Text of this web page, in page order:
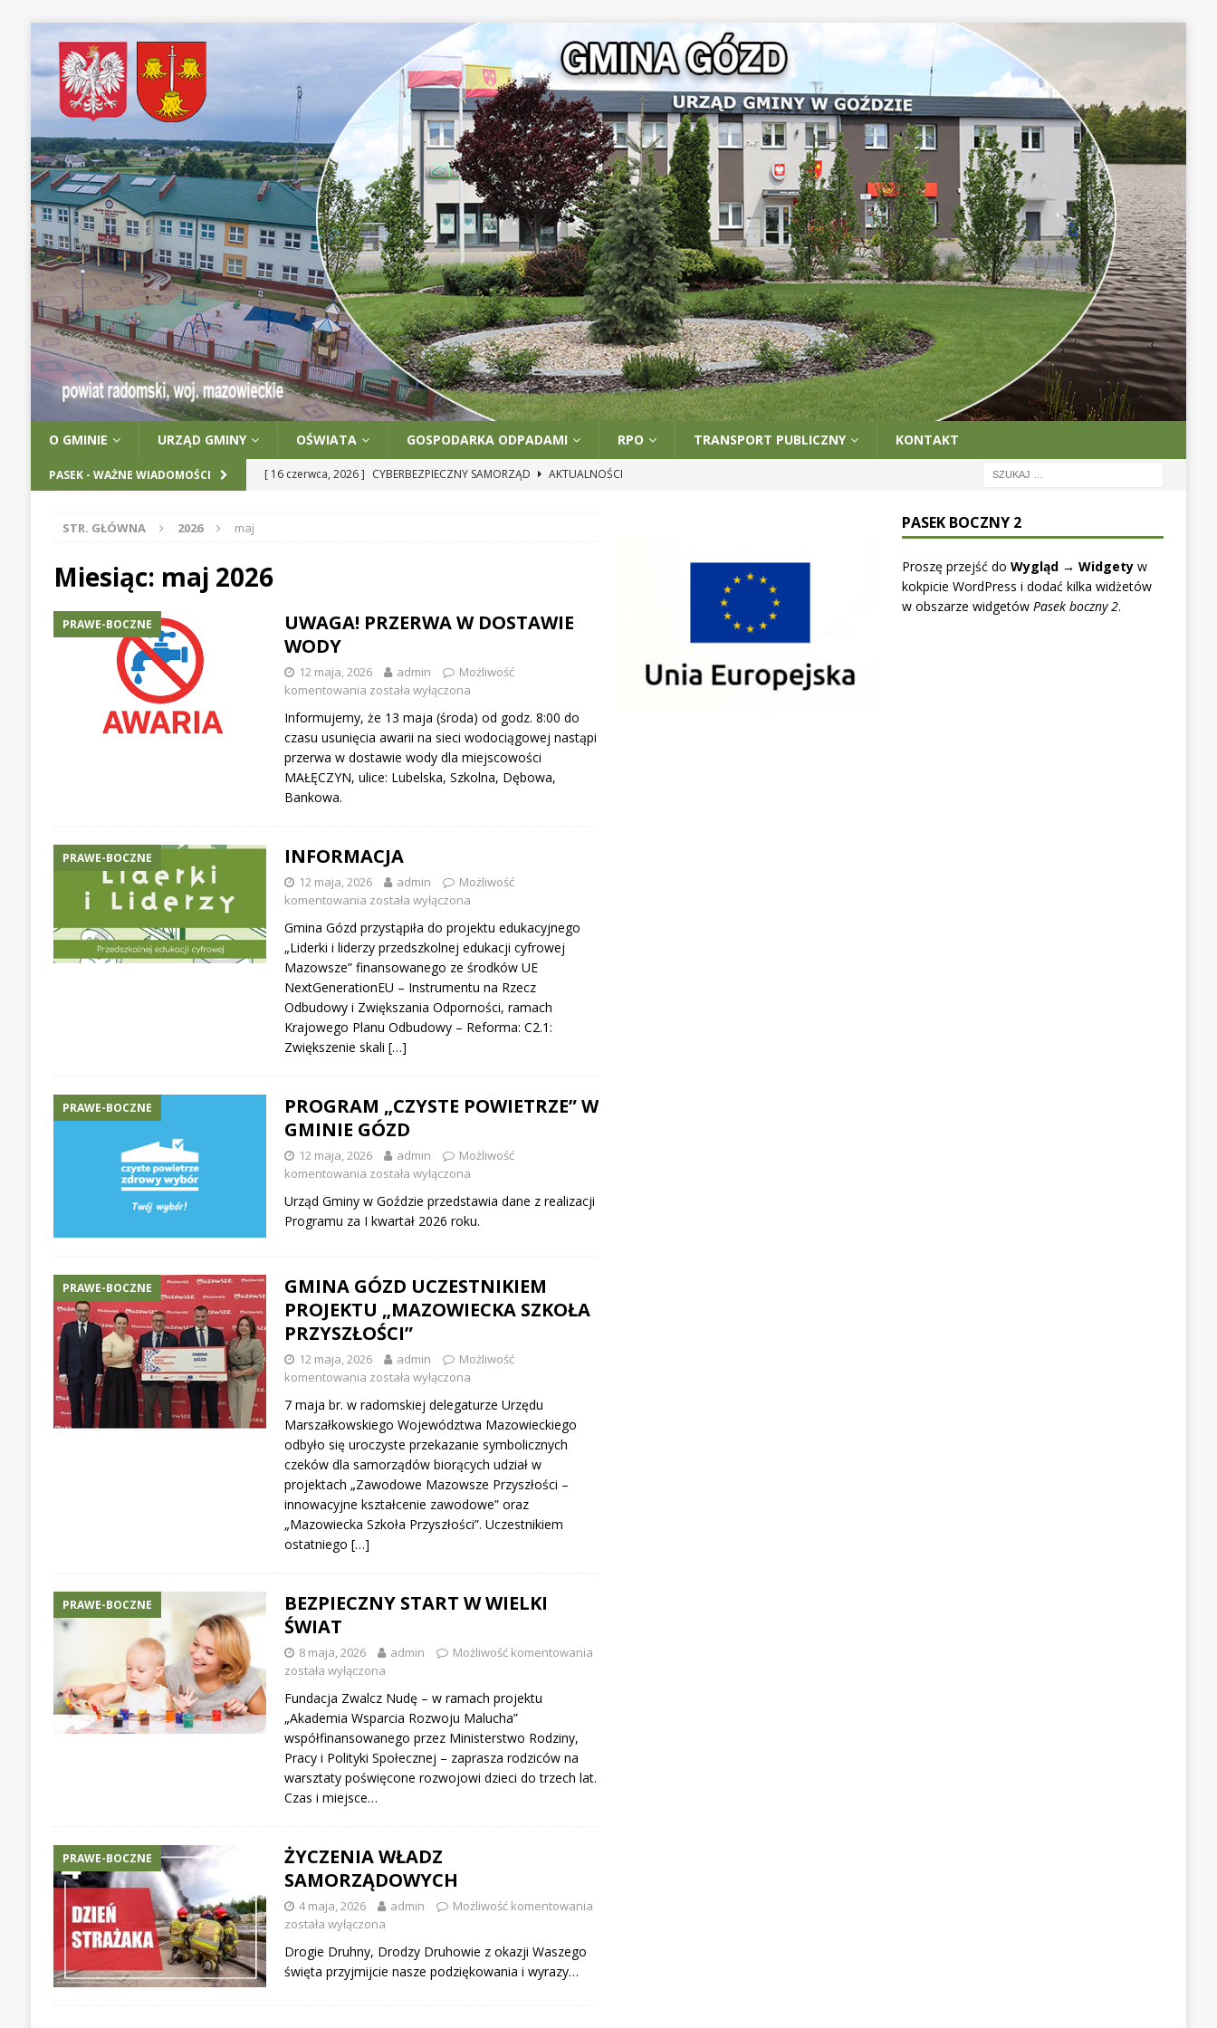
O GMINIE URZĄD GMINY OŚWIATA GOSPODARKA ODPADAMI RPO TRANSPORT PUBLICZNY KONTAKT
PASEK - WAŻNE WIADOMOŚCI [ 16 czerwca, 2026 ] CYBERBEZPIECZNY SAMORZĄD
AKTUALNOŚCI
[ 12 maja, 2026 ]
PRAWE-BOCZNE
GMINA GÓZD UCZESTNIKIEM PROJEKTU „LIDERKI I LIDERZY PRZEDSZKOLNEJ
EDUKACJI CYFROWEJ MAZOWSZE”
UNCATEGORIZED
STR. GŁÓWNA 2026 maj
Miesiąc: maj 2026
PRAWE-BOCZNE
UWAGA! PRZERWA W DOSTAWIE
WODY
12 maja, 2026 admin
Możliwość
komentowania została wyłączona
Informujemy, że 13 maja (środa) od godz. 8:00 do
czasu usunięcia awarii na sieci wodociągowej nastąpi
przerwa w dostawie wody dla miejscowości
MAŁĘCZYN, ulice: Lubelska, Szkolna, Dębowa,
Bankowa.
PRAWE-BOCZNE INFORMACJA
12 maja, 2026 admin
Możliwość
komentowania została wyłączona
Gmina Gózd przystąpiła do projektu edukacyjnego
„Liderki i liderzy przedszkolnej edukacji cyfrowej
Mazowsze” finansowanego ze środków UE
NextGenerationEU – Instrumentu na Rzecz
Odbudowy i Zwiększania Odporności, ramach
Krajowego Planu Odbudowy – Reforma: C2.1:
Zwiększenie skali […]
PRAWE-BOCZNE
PROGRAM „CZYSTE POWIETRZE” W
GMINIE GÓZD
12 maja, 2026 admin
Możliwość
komentowania została wyłączona
Urząd Gminy w Goździe przedstawia dane z realizacji
Programu za I kwartał 2026 roku.
PRAWE-BOCZNE
GMINA GÓZD UCZESTNIKIEM
PROJEKTU „MAZOWIECKA SZKOŁA
PRZYSZŁOŚCI”
12 maja, 2026 admin
Możliwość
komentowania została wyłączona
7 maja br. w radomskiej delegaturze Urzędu
Marszałkowskiego Województwa Mazowieckiego
odbyło się uroczyste przekazanie symbolicznych
czeków dla samorządów biorących udział w
projektach „Zawodowe Mazowsze Przyszłości –
innowacyjne kształcenie zawodowe” oraz
„Mazowiecka Szkoła Przyszłości”. Uczestnikiem
ostatniego […]
PRAWE-BOCZNE
BEZPIECZNY START W WIELKI
ŚWIAT
8 maja, 2026 admin
Możliwość komentowania
została wyłączona
Fundacja Zwalcz Nudę – w ramach projektu
„Akademia Wsparcia Rozwoju Malucha”
współfinansowanego przez Ministerstwo Rodziny,
Pracy i Polityki Społecznej – zaprasza rodziców na
warsztaty poświęcone rozwojowi dzieci do trzech lat.
Czas i miejsce…
PRAWE-BOCZNE
ŻYCZENIA WŁADZ
SAMORZĄDOWYCH
4 maja, 2026 admin
Możliwość komentowania
została wyłączona
Drogie Druhny, Drodzy Druhowie z okazji Waszego
święta przyjmijcie nasze podziękowania i wyrazy…
PASEK BOCZNY 2
Proszę przejść do Wygląd → Widgetyw
kokpicie WordPress i dodać kilka widżetów
w obszarze widgetów Pasek boczny 2.